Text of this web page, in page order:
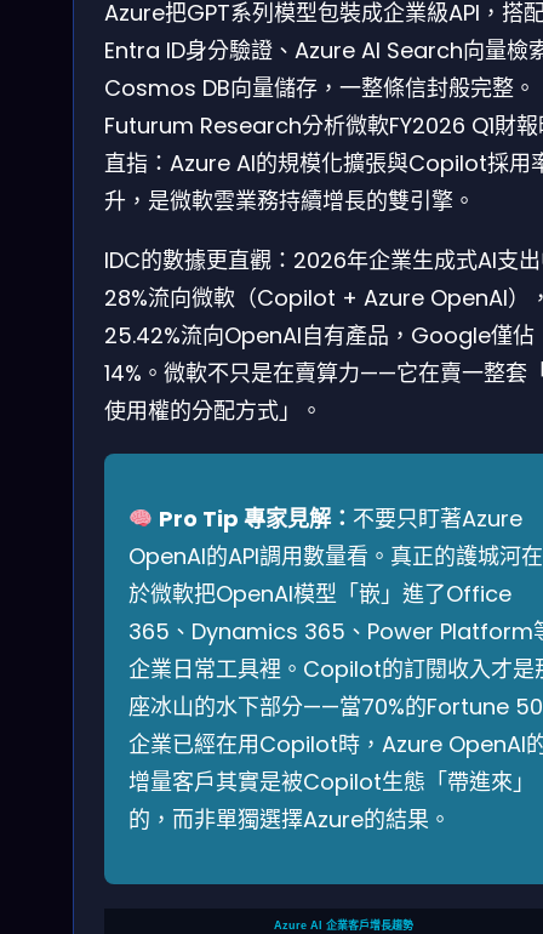
Azure把GPT系列模型包裝成企業級API，搭
Entra ID身分驗證、Azure AI Search向量檢
Cosmos DB向量儲存，一整條信封般完整。
Futurum Research分析微軟FY2026 Q1財
直指：Azure AI的規模化擴張與Copilot採用
升，是微軟雲業務持續增長的雙引擎。
IDC的數據更直觀：2026年企業生成式AI支
28%流向微軟（Copilot + Azure OpenAI）
25.42%流向OpenAI自有產品，Google僅佔
14%。微軟不只是在賣算力——它在賣一整套
使用權的分配方式」。
Pro Tip 專家見解： 不要只盯著Azure
OpenAI的API調用數量看。真正的護城河在
於微軟把OpenAI模型「嵌」進了Office
365、Dynamics 365、Power Platform
企業日常工具裡。Copilot的訂閱收入才是
座冰山的水下部分——當70%的Fortune
企業已經在用Copilot時，Azure OpenAI
增量客戶其實是被Copilot生態「帶進來」
的，而非單獨選擇Azure的結果。
Azure AI 企業客戶增長趨勢